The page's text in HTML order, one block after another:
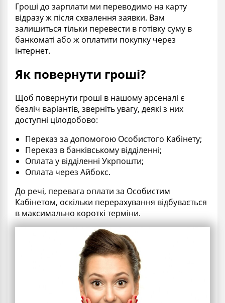
Гроші до зарплати ми переводимо на карту
відразу ж після схвалення заявки. Вам
залишиться тільки перевести в готівку суму в
банкоматі або ж оплатити покупку через
інтернет.
Як повернути гроші?
Щоб повернути гроші в нашому арсеналі є
безліч варіантів, зверніть увагу, деякі з них
доступні цілодобово:
Переказ за допомогою Особистого Кабінету;
Переказ в банківському відділенні;
Оплата у відділенні Укрпошти;
Оплата через Айбокс.
До речі, перевага оплати за Особистим
Кабінетом, оскільки перерахування відбувається
в максимально короткі терміни.